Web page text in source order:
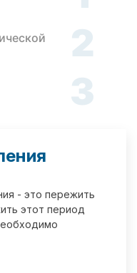
2
3
- это пережить
этот период